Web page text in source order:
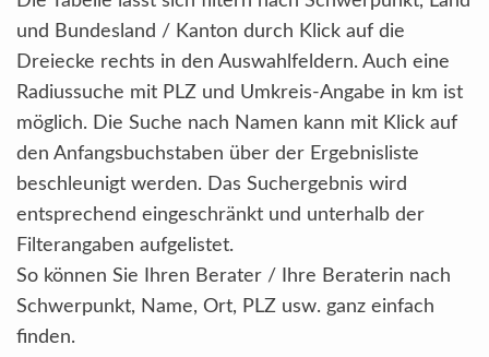
und Bundesland / Kanton durch Klick auf die
Dreiecke rechts in den Auswahlfeldern. Auch eine
Radiussuche mit PLZ und Umkreis-Angabe in km ist
möglich. Die Suche nach Namen kann mit Klick auf
den Anfangsbuchstaben über der Ergebnisliste
beschleunigt werden. Das Suchergebnis wird
entsprechend eingeschränkt und unterhalb der
Filterangaben aufgelistet.
So können Sie Ihren Berater / Ihre Beraterin nach
Schwerpunkt, Name, Ort, PLZ usw. ganz einfach
finden.